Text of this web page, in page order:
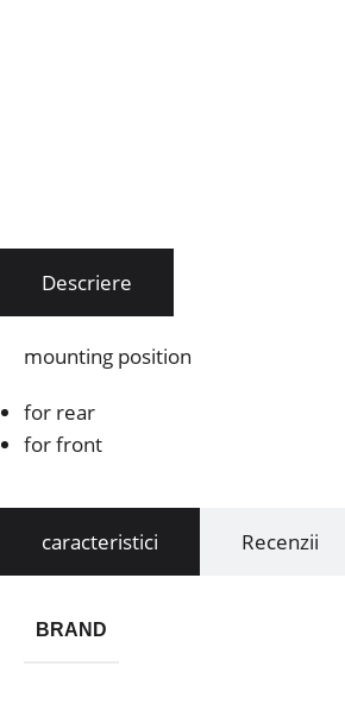
Descriere
mounting position
for rear
for front
caracteristici Recenzii
BRAND